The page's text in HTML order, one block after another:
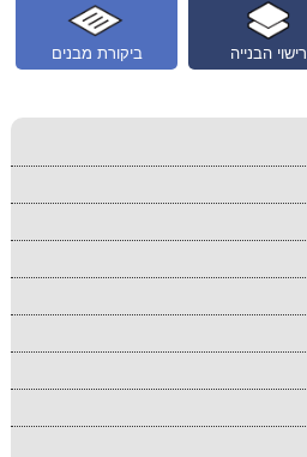
ביקורת מבנים רישוי הבנייה